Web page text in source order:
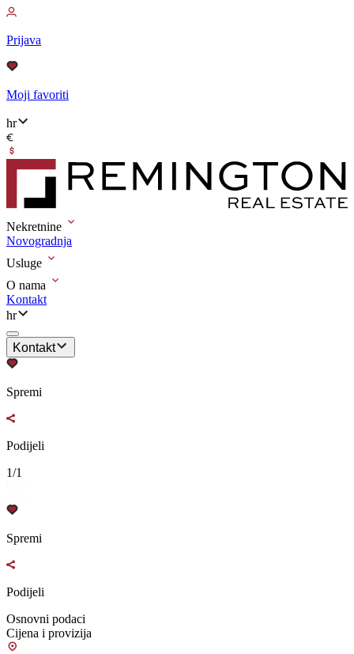
Prijava
Moji favoriti
hr
Nekretnine
Novogradnja
Usluge
O nama
Kontakt
hr
Kontakt
Spremi
Podijeli
1/1
Spremi
Podijeli
Osnovni podaci
Cijena i provizija